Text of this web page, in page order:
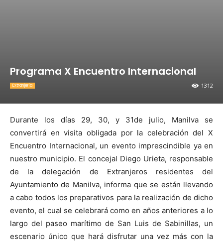
Programa X Encuentro Internacional
1312
Extranjeria
Durante los días 29, 30, y 31de julio, Manilva se
convertirá en visita obligada por la celebración del X
Encuentro Internacional, un evento imprescindible ya en
nuestro municipio. El concejal Diego Urieta, responsable
de la delegación de Extranjeros residentes del
Ayuntamiento de Manilva, informa que se están llevando
a cabo todos los preparativos para la realización de dicho
evento, el cual se celebrará como en años anteriores a lo
largo del paseo marítimo de San Luis de Sabinillas, un
escenario único que hará disfrutar una vez más con la